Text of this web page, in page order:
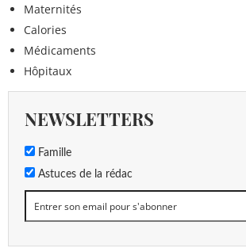
Maternités
Calories
Médicaments
Hôpitaux
NEWSLETTERS
Famille
Astuces de la rédac